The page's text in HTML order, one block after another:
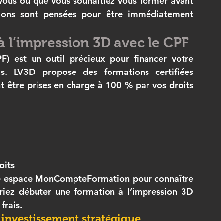
sont pensées pour être immédiatement
3D avec le CPF
LV3D propose des formations certifiées
être prises en charge à 100 % par vos droits
MonCompteFormation pour connaître
débuter une formation à l’impression 3D
frais.
stratégique.